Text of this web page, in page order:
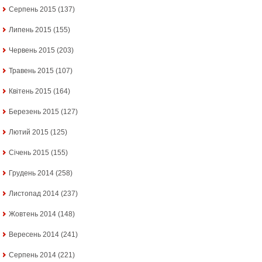
Серпень 2015 (137)
Липень 2015 (155)
Червень 2015 (203)
Травень 2015 (107)
Квітень 2015 (164)
Березень 2015 (127)
Лютий 2015 (125)
Січень 2015 (155)
Грудень 2014 (258)
Листопад 2014 (237)
Жовтень 2014 (148)
Вересень 2014 (241)
Серпень 2014 (221)